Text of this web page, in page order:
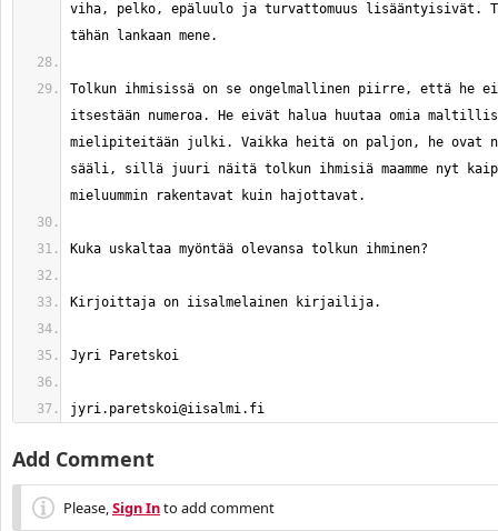
viha, pelko, epäluulo ja turvattomuus lisääntyisivät.
Tolkun ihmisissä on se ongelmallinen piirre, että he
itsestään numeroa. He eivät halua huutaa omia
mielipiteitään julki. Vaikka heitä on paljon, he ovat
sääli, sillä juuri näitä tolkun ihmisiä maamme nyt
jyri.paretskoi@iisalmi.fi
Add Comment
Please,Sign Into add comment